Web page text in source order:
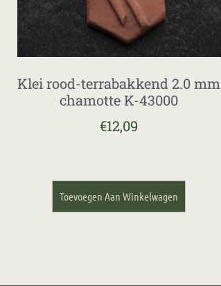
Klei rood-terrabakkend 2.0 mm
chamotte K-43000
€12,09
Toevoegen Aan Winkelwagen